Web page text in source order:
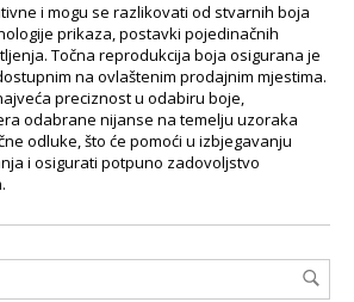
i mogu se razlikovati od stvarnih boja
prikaza, postavki pojedinačnih
Točna reprodukcija boja osigurana je
na ovlaštenim prodajnim mjestima.
preciznost u odabiru boje,
odabrane nijanse na temelju uzoraka
odluke, što će pomoći u izbjegavanju
i osigurati potpuno zadovoljstvo